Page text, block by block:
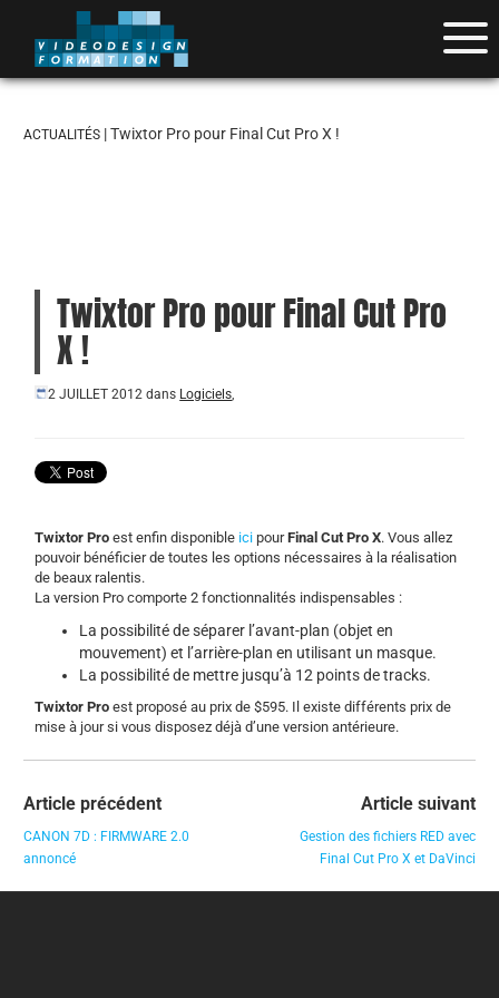
ACTUALITÉS | Twixtor Pro pour Final Cut Pro X !
Twixtor Pro pour Final Cut Pro
X !
2 JUILLET 2012 dans Logiciels,
Twixtor Pro est enfin disponible ici pourFinal Cut Pro X. Vous allez
pouvoir bénéficier de toutes les options nécessaires à la réalisation
de beaux ralentis.
La version Pro comporte 2 fonctionnalités indispensables :
La possibilité de séparer l’avant-plan (objet en
mouvement) et l’arrière-plan en utilisant un masque.
La possibilité de mettre jusqu’à 12 points de tracks.
Twixtor Pro est proposé au prix de $595. Il existe différents prix de
mise à jour si vous disposez déjà d’une version antérieure.
Article précédent
CANON 7D : FIRMWARE 2.0
annoncé
Article suivant
Gestion des fichiers RED avec
Final Cut Pro X et DaVinci